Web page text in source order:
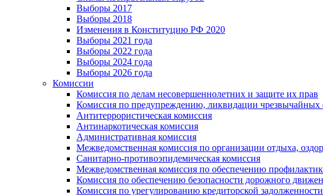
Выборы 2017
Выборы 2018
Изменения в Конституцию РФ 2020
Выборы 2021 года
Выборы 2022 года
Выборы 2024 года
Выборы 2026 года
Комиссии
Комиссия по делам несовершеннолетних и защите их прав
Комиссия по предупреждению, ликвидации чрезвычайных
Антитеррористическая комиссия
Антинаркотическая комиссия
Административная комиссия
Межведомственная комиссия по организации отдыха,
Санитарно-противоэпидемическая комиссия
Межведомственная комиссия по обеспечению
Комиссия по обеспечению безопасности дорожного
Комиссия по урегулированию кредиторской